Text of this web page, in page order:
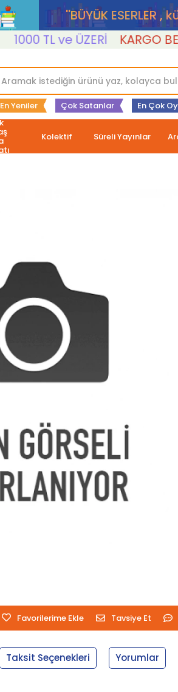
''BÜYÜK ESERLER
TL ve ÜZERİ KARGO
En Yeniler Çok Satanlar En Çok
Kolektif Süreli Yayınlar
Favorilerime Ekle Tavsiye Et
Taksit Seçenekleri Yorumlar